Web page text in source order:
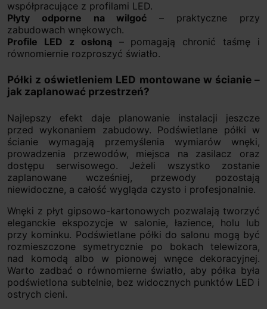
współpracujące z profilami LED.
Płyty odporne na wilgoć – praktyczne przy
zabudowach wnękowych.
Profile LED z osłoną – pomagają chronić taśmę i
równomiernie rozproszyć światło.
Półki z oświetleniem LED montowane w ścianie –
jak zaplanować przestrzeń?
Najlepszy efekt daje planowanie instalacji jeszcze
przed wykonaniem zabudowy. Podświetlane półki w
ścianie wymagają przemyślenia wymiarów wnęki,
prowadzenia przewodów, miejsca na zasilacz oraz
dostępu serwisowego. Jeżeli wszystko zostanie
zaplanowane wcześniej, przewody pozostają
niewidoczne, a całość wygląda czysto i profesjonalnie.
Wnęki z płyt gipsowo-kartonowych pozwalają tworzyć
eleganckie ekspozycje w salonie, łazience, holu lub
przy kominku. Podświetlane półki do salonu mogą być
rozmieszczone symetrycznie po bokach telewizora,
nad komodą albo w pionowej wnęce dekoracyjnej.
Warto zadbać o równomierne światło, aby półka była
podświetlona subtelnie, bez widocznych punktów LED i
ostrych cieni.